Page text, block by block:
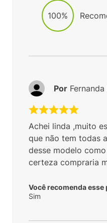
100%
Achei linda ,muito
que não tem todas
desse modelo
certeza compraria
Você recomenda
Sim
Por Fernanda